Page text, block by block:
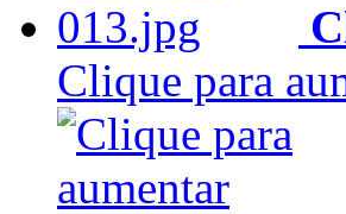
Clique para